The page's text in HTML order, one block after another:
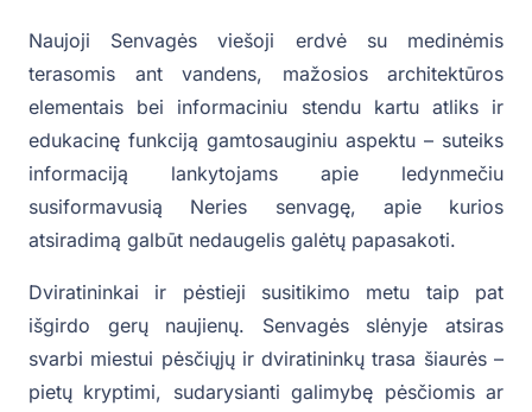
Naujoji Senvagės viešoji erdvė su medinėmis
terasomis ant vandens, mažosios architektūros
elementais bei informaciniu stendu kartu atliks ir
edukacinę funkciją gamtosauginiu aspektu – suteiks
informaciją lankytojams apie ledynmečiu
susiformavusią Neries senvagę, apie kurios
atsiradimą galbūt nedaugelis galėtų papasakoti.
Dviratininkai ir pėstieji susitikimo metu taip pat
išgirdo gerų naujienų. Senvagės slėnyje atsiras
svarbi miestui pėsčiųjų ir dviratininkų trasa šiaurės –
pietų kryptimi, sudarysianti galimybę pėsčiomis ar